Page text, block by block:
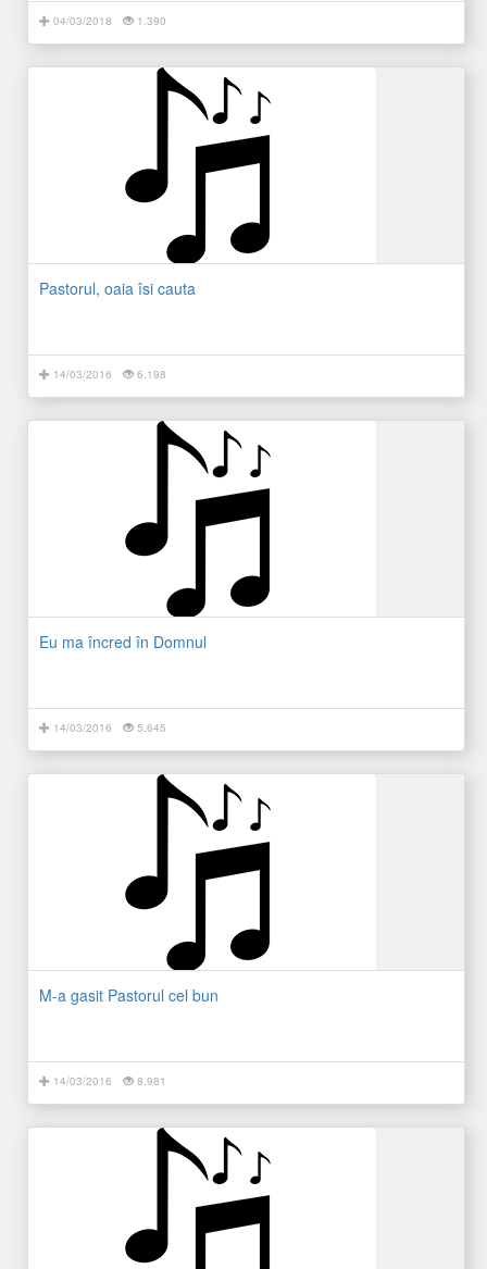
04/03/2018 1.390
Pastorul, oaia îsi cauta
14/03/2016 6.198
Eu ma încred în Domnul
14/03/2016 5.645
M-a gasit Pastorul cel bun
14/03/2016 8.981